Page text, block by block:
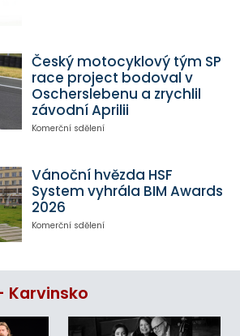
Český motocyklový tým SP
race project bodoval v
Oscherslebenu a zrychlil
závodní Aprilii
Komerční sdělení
Vánoční hvězda HSF
System vyhrála BIM Awards
2026
Komerční sdělení
Karvinsko